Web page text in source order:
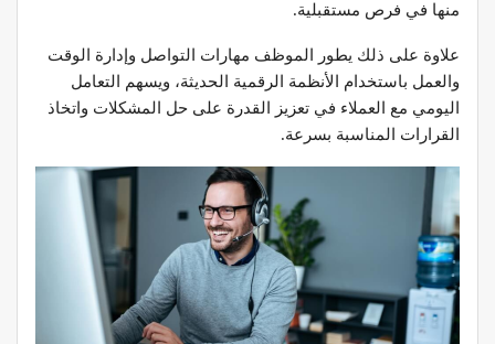
منها في فرص مستقبلية.
علاوة على ذلك يطور الموظف مهارات التواصل وإدارة الوقت
والعمل باستخدام الأنظمة الرقمية الحديثة، ويسهم التعامل
اليومي مع العملاء في تعزيز القدرة على حل المشكلات واتخاذ
القرارات المناسبة بسرعة.